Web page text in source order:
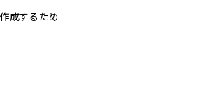
成するため